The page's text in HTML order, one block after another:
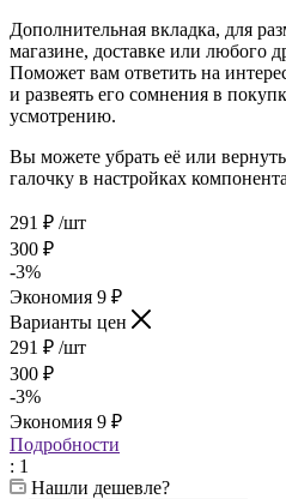
Дополнительная вкладка, для
магазине, доставке или любого
Поможет вам ответить на
и развеять его сомнения в
усмотрению.
Вы можете убрать её или
галочку в настройках
291 ₽ /шт
300 ₽
-3%
Экономия 9 ₽
Варианты цен
291 ₽ /шт
300 ₽
-3%
Экономия 9 ₽
Подробности
: 1
Нашли дешевле?